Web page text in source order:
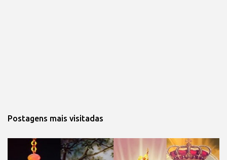
Postagens mais visitadas